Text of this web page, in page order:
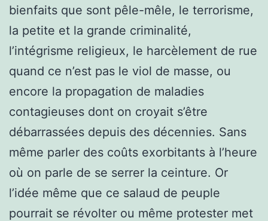
bienfaits que sont pêle-mêle, le terrorisme,
la petite et la grande criminalité,
l’intégrisme religieux, le harcèlement de rue
quand ce n’est pas le viol de masse, ou
encore la propagation de maladies
contagieuses dont on croyait s’être
débarrassées depuis des décennies. Sans
même parler des coûts exorbitants à l’heure
où on parle de se serrer la ceinture. Or
l’idée même que ce salaud de peuple
pourrait se révolter ou même protester met